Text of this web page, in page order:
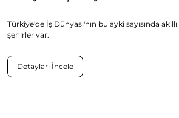
Türkiye'de İş Dünyası'nın bu ayki sayısında
şehirler var.
Detayları İncele